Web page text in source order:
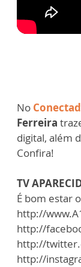
No
Ferreira
digital, além
Confira!
TV
É bom estar
http://
http://
http://
http://